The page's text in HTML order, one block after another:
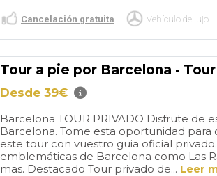
Cancelación gratuita Vehículo de lujo
Tour a pie por Barcelona -
Desde 39€
Barcelona TOUR PRIVADO Disfrute de
Barcelona. Tome esta oportunidad
este tour con vuestro guia oficial
emblemáticas de Barcelona como Las
mas. Destacado Tour privado de... Leer